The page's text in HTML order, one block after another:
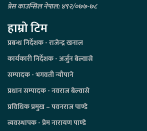
प्रेस काउन्सिल नेपाल: ४९२/०७७-७८
हाम्रो टिम
प्रबन्ध निर्देशक - राजेन्द्र खनाल
कार्यकारी निर्देशक - अर्जुन बेल्वासे
सम्पादक - भगवती न्यौपाने
प्रधान सम्पादक - नवराज बेल्वासे
प्रविधिक प्रमुख – पवनराज पाण्डे
व्यवस्थापक - प्रेम नारायण पाण्डे